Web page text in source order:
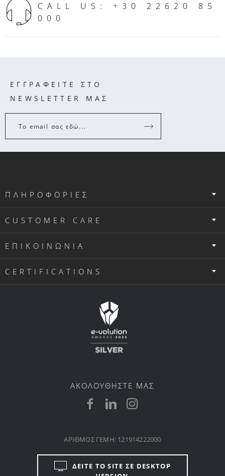
CALL US: +30 22620 85
000
ΕΓΓΡΑΦΕΙΤΕ ΣΤΟ
NEWSLETTER ΜΑΣ
Το email σας εδώ...
ΠΛΗΡΟΦΟΡΙΕΣ
CUSTOMER CARE
ΕΠΙΚΟΙΝΩΝΙΑ
CERTIFICATIONS
ΑΚΟΛΟΥΘΗΣΤΕ ΜΑΣ
ΔΕΙΤΕ ΤΟ SITE ΣΕ DESKTOP
ΑΡΙΘΜΟΣ ΓΕΜΗ: 121914222000